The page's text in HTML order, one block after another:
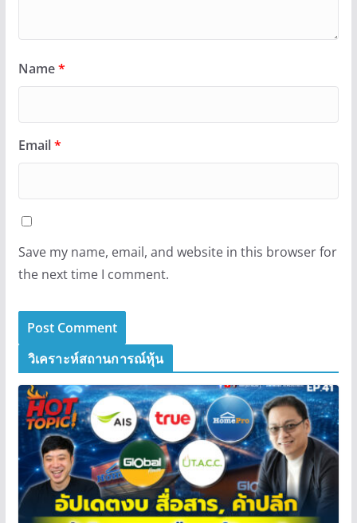
Name*
Email*
Save my name, email, and website in this browser for
the next time I comment.
วิเคราะห์สถานการณ์หุ้น